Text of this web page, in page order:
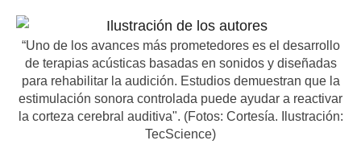
“Uno de los avances más prometedores es el desarrollo
de terapias acústicas basadas en sonidos y diseñadas
para rehabilitar la audición. Estudios demuestran que la
estimulación sonora controlada puede ayudar a reactivar
la corteza cerebral auditiva". (Fotos: Cortesía. Ilustración:
TecScience)